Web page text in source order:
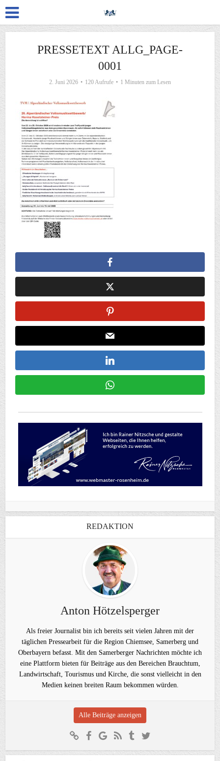
PRESSETEXT ALLG_PAGE-
0001
2. Juni 2026 120 Aufrufe 1 Minuten zum Lesen
REDAKTION
Anton Hötzelsperger
Als freier Journalist bin ich bereits seit vielen Jahren mit der
täglichen Pressearbeit für die Region Chiemsee, Samerberg und
Oberbayern befasst. Mit den Samerberger Nachrichten möchte ich
eine Plattform bieten für Beiträge aus den Bereichen Brauchtum,
Landwirtschaft, Tourismus und Kirche, die sonst vielleicht in den
Medien keinen breiten Raum bekommen würden.
Alle Beiträge anzeigen